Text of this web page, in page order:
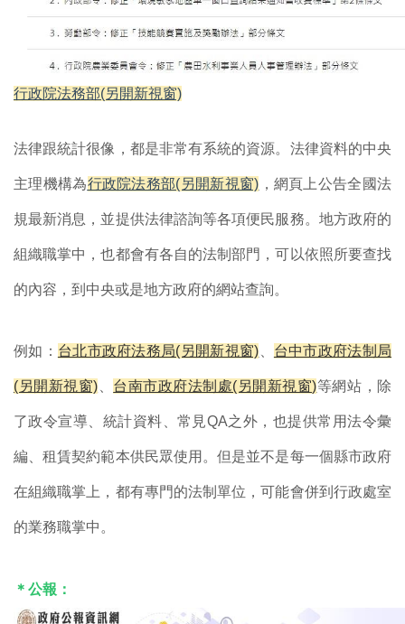
行政院法務部(另開新視窗)
法律跟統計很像，都是非常有系統的資源。 法律資料的中央
主理機構為行政院法務部(另開新視窗) ，網頁上公告全國法
規最新消息，並提供法律諮詢等各項便民服務。 地方政府的
組織職掌中，也都會有各自的法制部門，可以依照所要查找
的內容，到中央或是地方政府的網站查詢。
例如： 台北市政府法務局(另開新視窗) 台中市政府法制局
(另開新視窗) 台南市政府法制處(另開新視窗)等網站，除
了政令宣導、統計資料、常見QA之外，也提供常用法令彙
編、租賃契約範本供民眾使用。但是並不是每一個縣市政府
在組織職掌上，都有專門的法制單位，可能會併到行政處室
的業務職掌中。
＊公報：